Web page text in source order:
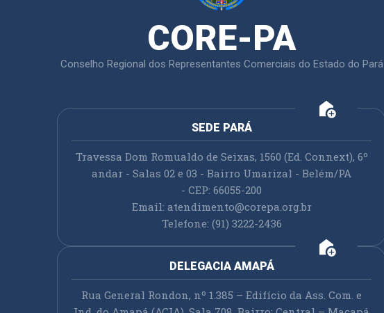
CORE-PA
Conselho Regional dos Representantes Comerciais do Estado do Pará
add_home
SEDE PARÁ
Travessa Dom Romualdo de Seixas, 1560 (Ed. Connext), 6º
andar - Salas 02 e 03 - Bairro Umarizal - Belém/PA
- CEP: 66055-200
Email: atendimento@corepa.org.br
Telefone: (91) 3222-2436
add_home
DELEGACIA AMAPÁ
Rua General Rondon, nº 1.385 – Edifício da Ass. Com. e